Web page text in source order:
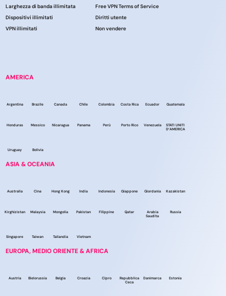
Larghezza di banda illimitata
Dispositivi illimitati
VPN illimitati
Free VPN Terms of Service
Diritti utente
Non vendere
AMERICA
Argentina Brazile Canada Chile Colombia Costa Rica Ecuador Guatemala
Honduras Messico Nicaragua Panama Perù Porto Rico Venezuela
STATI UNITI
D’AMERICA
Uruguay Bolivia
ASIA & OCEANIA
Australia Cina Hong Kong India Indonesia Giappone Giordania Kazakistan
Kirghizistan Malaysia Mongolia Pakistan Filippine Qatar
Arabia
Saudita
Russia
Singapore Taiwan Tailandia Vietnam
EUROPA, MEDIO ORIENTE & AFRICA
Austria Bielorussia Belgia Croazia Cipro
Repubblica
Ceca
Danimarca Estonia